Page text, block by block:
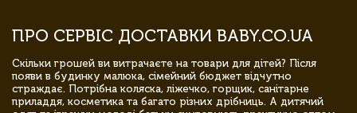
ПРО СЕРВІС ДОСТАВКИ BABY.CO.UA
Скільки грошей ви витрачаєте на товари для дітей? Після
появи в будинку малюка, сімейний бюджет відчутно
страждає. Потрібна коляска, ліжечко, горщик, санітарне
приладдя, косметика та багато різних дрібниць. А дитячий